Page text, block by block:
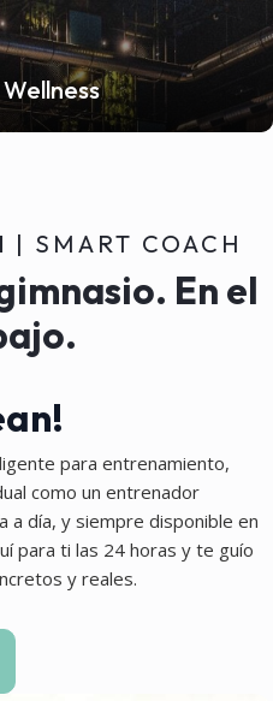
Wellness
| SMART COACH
En el
para entrenamiento,
como un entrenador
a día, y siempre disponible en
para ti las 24 horas y te guío
y reales.